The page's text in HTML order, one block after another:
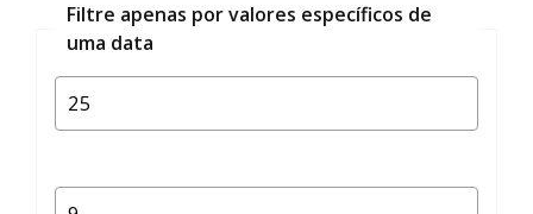
Filtre apenas por valores específicos de
uma data